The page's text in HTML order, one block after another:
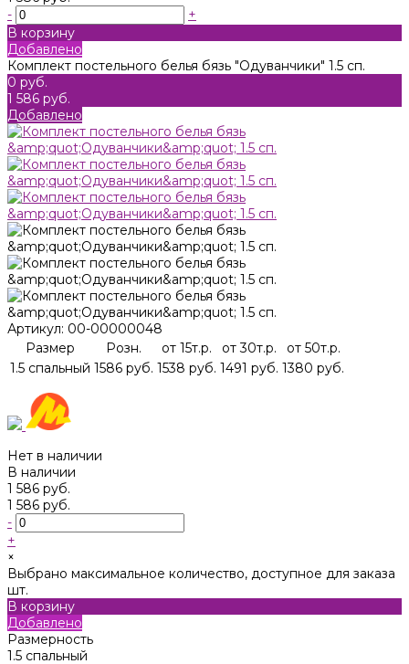
-
+
В корзину
Добавлено
Комплект постельного белья бязь "Одуванчики" 1.5 сп.
0 руб.
1 586 руб.
Добавлено
Артикул: 00-00000048
Размер
Розн. от 15т.р. от 30т.р.
от 50т.р.
1.5 спальный 1586 руб. 1538 руб. 1491 руб. 1380 руб.
Нет в наличии
В наличии
1 586 руб.
1 586 руб.
-
+
×
Выбрано максимальное количество, доступное для заказа
шт.
В корзину
Добавлено
Размерность
1.5 спальный